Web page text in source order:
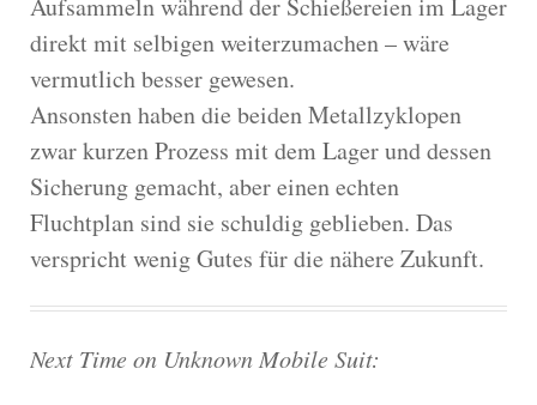
direkt mit selbigen weiterzumachen – wäre
vermutlich besser gewesen.
Ansonsten haben die beiden Metallzyklopen
zwar kurzen Prozess mit dem Lager und dessen
Sicherung gemacht, aber einen echten
Fluchtplan sind sie schuldig geblieben. Das
verspricht wenig Gutes für die nähere Zukunft.
Next Time on Unknown Mobile Suit: